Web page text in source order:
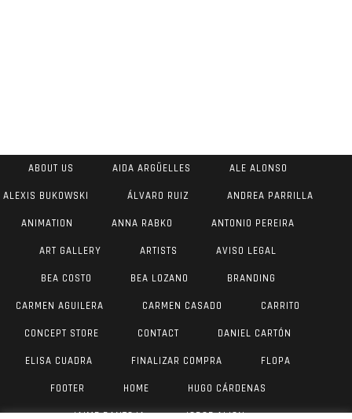
ABOUT US AIDA ARGÜELLES ALE ALONSO
ALEXIS BUKOWSKI ÁLVARO RUIZ ANDREA PARRILLA
ANIMATION ANNA RABKO ANTONIO PEREIRA
ART GALLERY ARTISTS AVISO LEGAL
BEA COSTO BEA LOZANO BRANDING
CARMEN AGUILERA CARMEN CASADO CARRITO
CONCEPT STORE CONTACT DANIEL CARTÓN
ELISA CUADRA FINALIZAR COMPRA FLOPA
FOOTER HOME HUGO CÁRDENAS
JAIME PANTOJA JORGE AIJON